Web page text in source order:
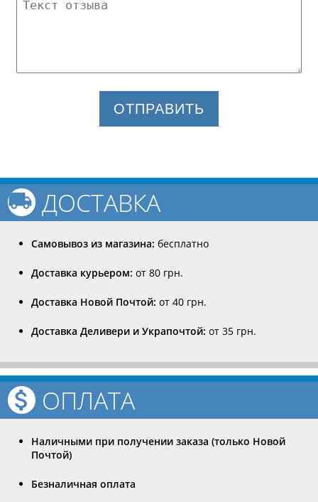
ОТПРАВИТЬ
ДОСТАВКА
Самовывоз из магазина: бесплатно
Доставка курьером: от 80 грн.
Доставка Новой Почтой: от 40 грн.
Доставка Деливери и Украпочтой: от 35 грн.
ОПЛАТА
Наличными при получении заказа (только Новой
Почтой)
Безналичная оплата